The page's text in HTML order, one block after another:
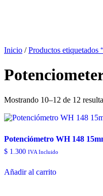
Inicio /Productos etiquetados
Mostrando 10–12 de 12
Potenciómetro WH 148
$ 1.300 IVA Incluido
Añadir al carrito